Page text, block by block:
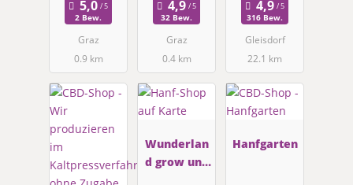
e für
Hanfproduk
te
2 Bew.
Graz
0.9 km
32 Bew.
Graz
0.4 km
316 Bew.
Gleisdorf
22.1 km
Wunderlan
d grow und
Hanfgarten